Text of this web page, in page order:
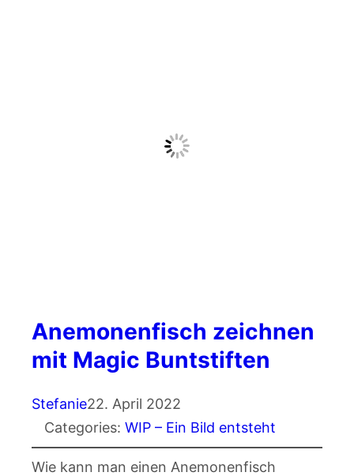
Anemonenfisch zeichnen
mit Magic Buntstiften
Stefanie22. April 2022
Categories: WIP – Ein Bild entsteht
Wie kann man einen Anemonenfisch